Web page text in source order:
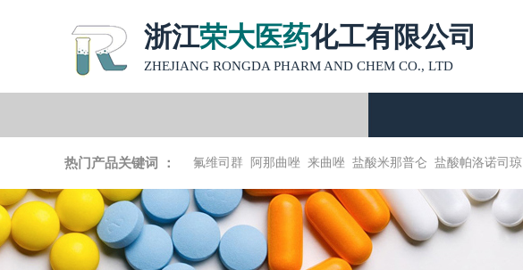
浙江荣大医药化工有限公司
ZHEJIANG RONGDA PHARM AND CHEM CO., LTD
热门产品关键词 ： 氟维司群 阿那曲唑 来曲唑 盐酸米那普仑 盐酸帕洛诺司琼